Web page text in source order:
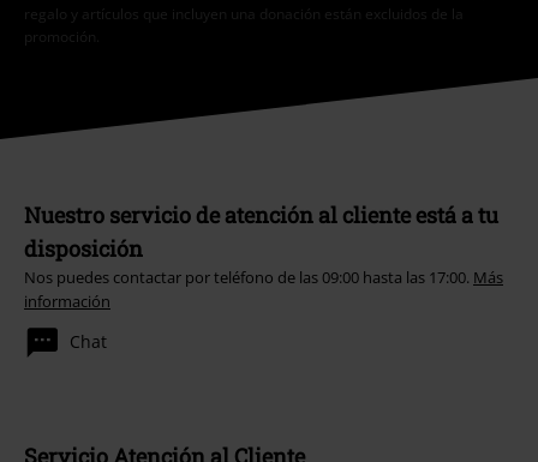
regalo y artículos que incluyen una donación están excluidos de la
promoción.
Nuestro servicio de atención al cliente está a tu
disposición
Nos puedes contactar por teléfono de las 09:00 hasta las 17:00. Más
información
Chat
Servicio Atención al Cliente